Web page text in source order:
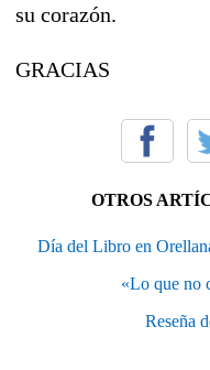
su corazón.
GRACIAS
OTROS
Día del Libro en
«Lo que no
Reseña